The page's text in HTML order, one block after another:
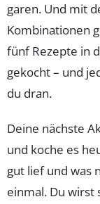
garen. Und mit
Kombinationen
fünf Rezepte in
gekocht – und
du dran.
Deine nächste
und koche es
gut lief und was
einmal. Du wirst